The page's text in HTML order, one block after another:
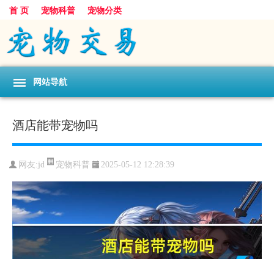
首 页 宠物科普 宠物分类
网站导航
酒店能带宠物吗
网友:jd 宠物科普 2025-05-12 12:28:39